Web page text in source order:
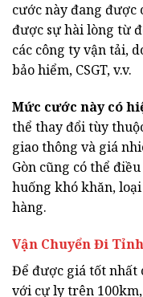
cước này đang được
được sự hài lòng từ
các công ty vận tải,
bảo hiểm, CSGT, v.v.
Mức cước này có
thể thay đổi tùy
giao thông và giá
Gòn cũng có thể
huống khó khăn,
hàng.
Vận Chuyển Đi
Để được giá tốt nhất
với cự ly trên